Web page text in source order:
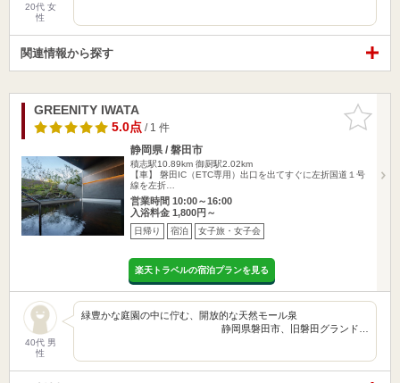
20代 女
性
関連情報から探す
お気に入
りに追加
GREENITY IWATA
5.0点/ 1 件
静岡県 / 磐田市
積志駅10.89km 御厨駅2.02km
【車】 磐田IC（ETC専用）出口を出てすぐに左折国道１号
線を左折…
営業時間 10:00～16:00
入浴料金 1,800円～
日帰り 宿泊 女子旅・女子会
楽天トラベルの宿泊プランを見る
40代 男
性
緑豊かな庭園の中に佇む、開放的な天然モール泉
静岡県磐田市、旧磐田グランド…